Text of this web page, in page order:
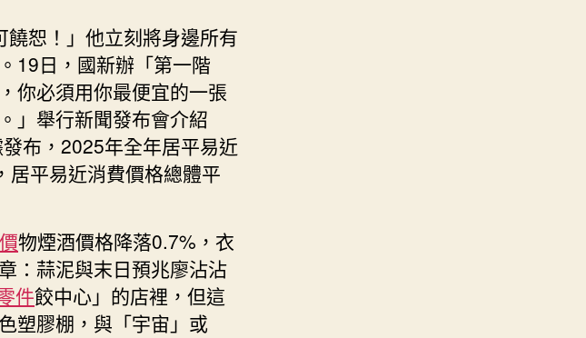
報
價
計
局：
2025
年
CPI
與
年
持
平〉
中
恕！」他立刻將身邊所有
19日，國新辦「第一階
你必須用你最便宜的一張
」舉行新聞發布會介紹
布，2025年全年居平易近
居平易近消費價格總體平
物煙酒價格降落0.7%，衣
：蒜泥與末日預兆廖沾沾
件餃中心」的店裡，但這
塑膠棚，與「宇宙」或